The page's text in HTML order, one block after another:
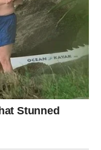
život.